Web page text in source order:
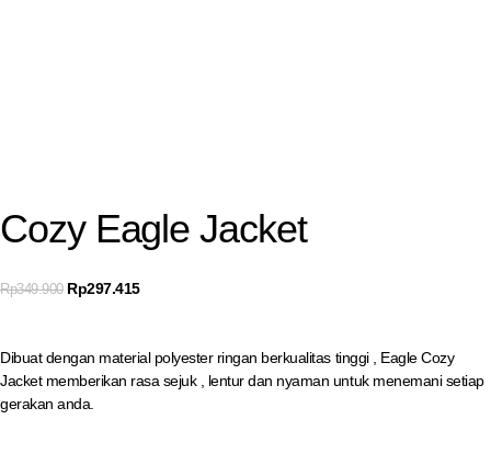
Cozy Eagle Jacket
Rp349.900 Rp297.415
Dibuat dengan material polyester ringan berkualitas tinggi , Eagle Cozy
Jacket memberikan rasa sejuk , lentur dan nyaman untuk menemani setiap
gerakan anda.